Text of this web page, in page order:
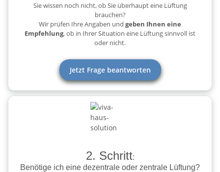
Sie wissen noch nicht, ob Sie überhaupt eine Lüftung
brauchen?
Wir prüfen Ihre Angaben und geben Ihnen eine
Empfehlung, ob in Ihrer Situation eine Lüftung sinnvoll ist
oder nicht.
Jetzt Frage beantworten
2. Schritt:
Benötige ich eine dezentrale oder zentrale Lüftung?